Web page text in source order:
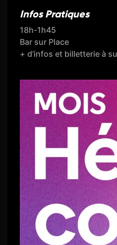
Infos Pratiques
18h-1h45
Bar sur Place
+ d’infos et billetterie à